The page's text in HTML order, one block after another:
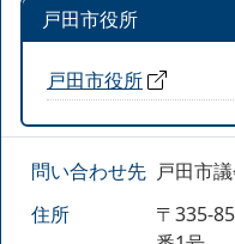
戸田市役所
戸田市役所
問い合わせ先 戸田市
住所
〒335-